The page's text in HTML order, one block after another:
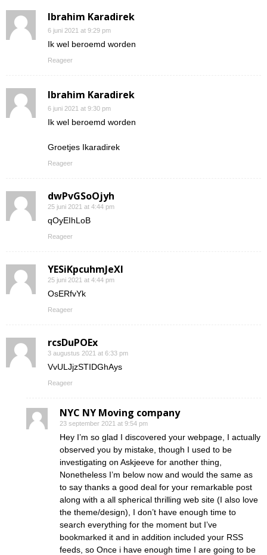
Ibrahim Karadirek
6 juni 2021 at 9:29 pm
Ik wel beroemd worden
Reageer
Ibrahim Karadirek
6 juni 2021 at 9:30 pm
Ik wel beroemd worden
Groetjes Ikaradirek
Reageer
dwPvGSoOjyh
25 juni 2021 at 4:44 pm
qOyEIhLoB
Reageer
YESiKpcuhmJeXI
25 juni 2021 at 4:44 pm
OsERfvYk
Reageer
rcsDuPOEx
3 augustus 2021 at 6:33 pm
VvULJjzSTIDGhAys
Reageer
NYC NY Moving company
23 september 2021 at 9:54 pm
Hey I’m so glad I discovered your webpage, I actually
observed you by mistake, though I used to be
investigating on Askjeeve for another thing,
Nonetheless I’m below now and would the same as
to say thanks a good deal for your remarkable post
along with a all spherical thrilling web site (I also love
the theme/design), I don’t have enough time to
search everything for the moment but I’ve
bookmarked it and in addition included your RSS
feeds, so Once i have enough time I are going to be